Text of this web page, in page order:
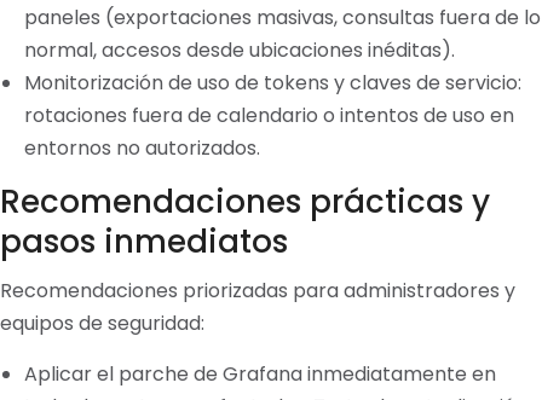
paneles (exportaciones masivas, consultas fuera de lo
normal, accesos desde ubicaciones inéditas).
Monitorización de uso de tokens y claves de servicio:
rotaciones fuera de calendario o intentos de uso en
entornos no autorizados.
Recomendaciones prácticas y
pasos inmediatos
Recomendaciones priorizadas para administradores y
equipos de seguridad:
Aplicar el parche de Grafana inmediatamente en